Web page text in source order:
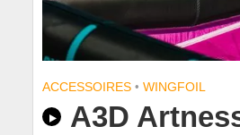
ACCESSOIRES • WINGFOIL
A3D